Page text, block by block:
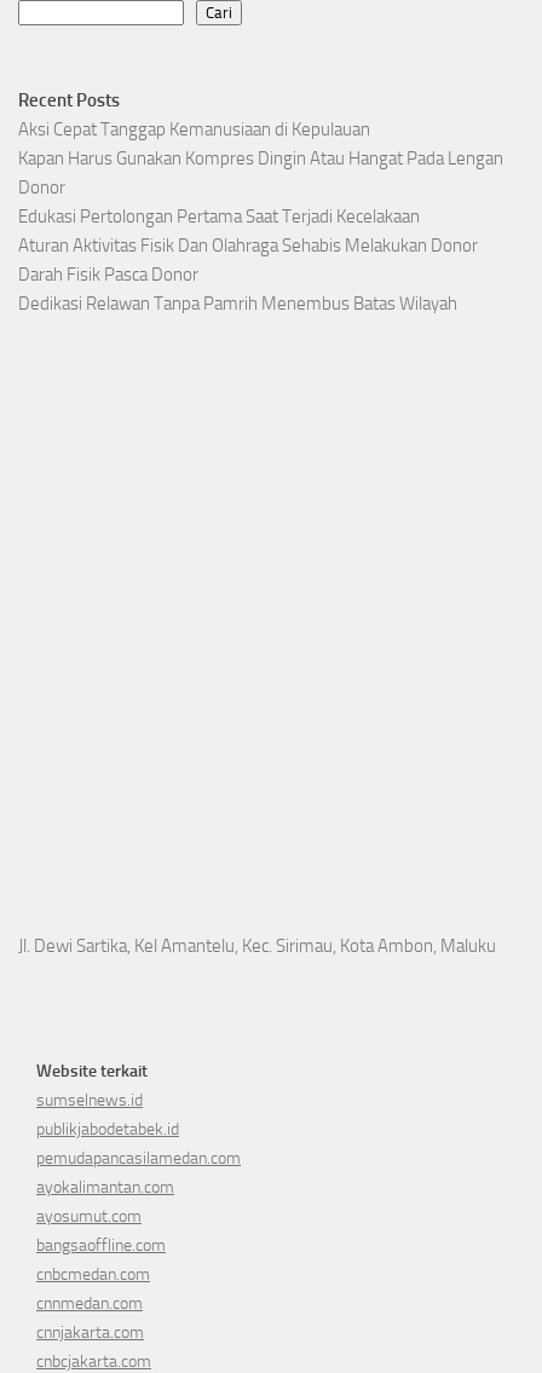
Cari
Recent Posts
Aksi Cepat Tanggap Kemanusiaan di Kepulauan
Kapan Harus Gunakan Kompres Dingin Atau Hangat Pada Lengan
Donor
Edukasi Pertolongan Pertama Saat Terjadi Kecelakaan
Aturan Aktivitas Fisik Dan Olahraga Sehabis Melakukan Donor
Darah Fisik Pasca Donor
Dedikasi Relawan Tanpa Pamrih Menembus Batas Wilayah
Jl. Dewi Sartika, Kel Amantelu, Kec. Sirimau, Kota Ambon, Maluku
Website terkait
sumselnews.id
publikjabodetabek.id
pemudapancasilamedan.com
ayokalimantan.com
ayosumut.com
bangsaoffline.com
cnbcmedan.com
cnnmedan.com
cnnjakarta.com
cnbcjakarta.com